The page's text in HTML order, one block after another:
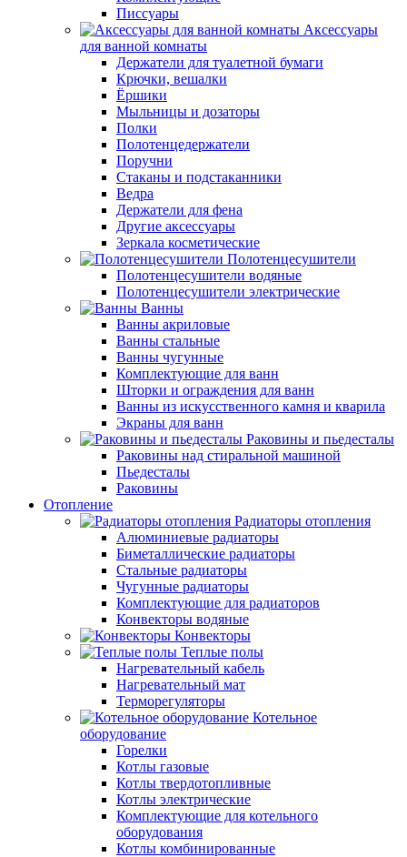
Писсуары
Аксессуары
для ванной комнаты
Держатели для туалетной бумаги
Крючки, вешалки
Ёршики
Мыльницы и дозаторы
Полки
Полотенцедержатели
Поручни
Стаканы и подстаканники
Ведра
Держатели для фена
Другие аксессуары
Зеркала косметические
Полотенцесушители
Полотенцесушители водяные
Полотенцесушители электрические
Ванны
Ванны акриловые
Ванны стальные
Ванны чугунные
Комплектующие для ванн
Шторки и ограждения для ванн
Ванны из искусственного камня и кварила
Экраны для ванн
Раковины и пьедесталы
Раковины над стиральной машиной
Пьедесталы
Раковины
Отопление
Радиаторы отопления
Алюминиевые радиаторы
Биметаллические радиаторы
Стальные радиаторы
Чугунные радиаторы
Комплектующие для радиаторов
Конвекторы водяные
Конвекторы
Теплые полы
Нагревательный кабель
Нагревательный мат
Терморегуляторы
Котельное
оборудование
Горелки
Котлы газовые
Котлы твердотопливные
Котлы электрические
Комплектующие для котельного
оборудования
Котлы комбинированные